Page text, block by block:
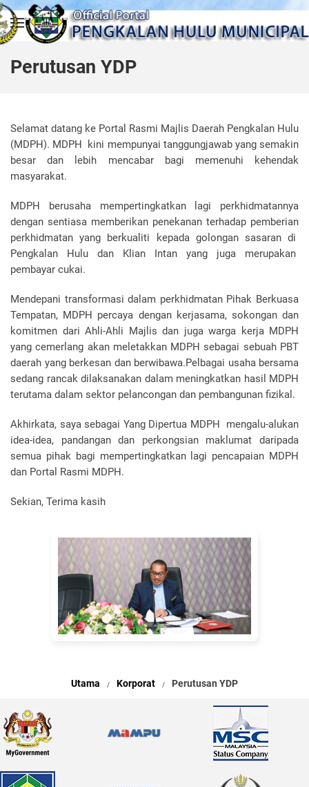
Skip to main content
Perutusan YDP
Selamat datang ke Portal Rasmi Majlis Daerah Pengkalan Hulu
(MDPH). MDPH kini mempunyai tanggungjawab yang semakin
besar dan lebih mencabar bagi memenuhi kehendak
masyarakat.
MDPH berusaha mempertingkatkan lagi perkhidmatannya
dengan sentiasa memberikan penekanan terhadap pemberian
perkhidmatan yang berkualiti kepada golongan sasaran di
Pengkalan Hulu dan Klian Intan yang juga merupakan
pembayar cukai.
Mendepani transformasi dalam perkhidmatan Pihak Berkuasa
Tempatan, MDPH percaya dengan kerjasama, sokongan dan
komitmen dari Ahli-Ahli Majlis dan juga warga kerja MDPH
yang cemerlang akan meletakkan MDPH sebagai sebuah PBT
daerah yang berkesan dan berwibawa.Pelbagai usaha bersama
sedang rancak dilaksanakan dalam meningkatkan hasil MDPH
terutama dalam sektor pelancongan dan pembangunan fizikal.
Akhirkata, saya sebagai Yang Dipertua MDPH mengalu-alukan
idea-idea, pandangan dan perkongsian maklumat daripada
semua pihak bagi mempertingkatkan lagi pencapaian MDPH
dan Portal Rasmi MDPH.
Sekian, Terima kasih
Utama Korporat Perutusan YDP